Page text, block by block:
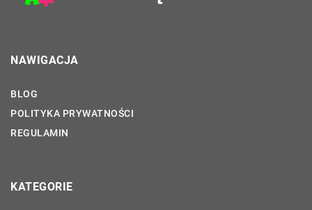
NAWIGACJA
BLOG
POLITYKA PRYWATNOŚCI
REGULAMIN
KATEGORIE